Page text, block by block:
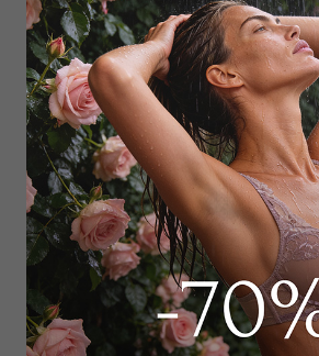
ТОВАР РАСПРОДАН
Добавить в
Забронировать в